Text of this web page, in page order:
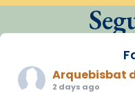
Arquebisbat
2 days ago